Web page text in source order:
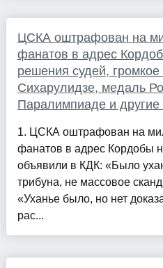
ЦСКА оштрафован на
фанатов в адрес
решения судей,
Сихарулидзе, медаль
Паралимпиаде и другие
1. ЦСКА оштрафован на
фанатов в адрес Кордобы
объявили в КДК: «Было
трибуна, не массовое
«Уханье было, но нет
рас...